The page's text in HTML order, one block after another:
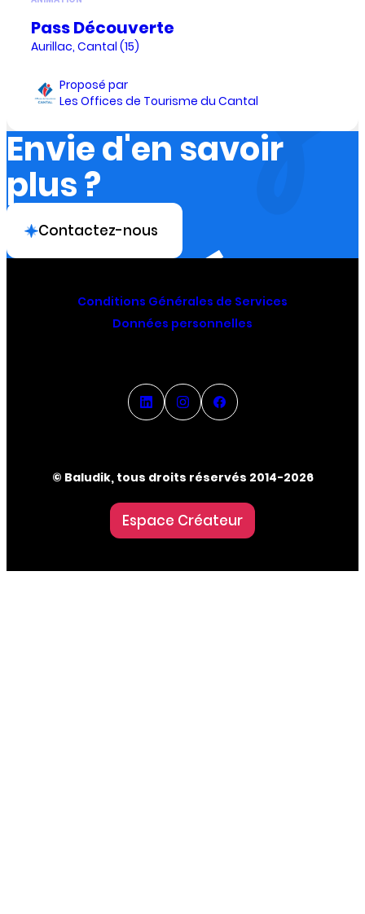
Pass Découverte
Aurillac, Cantal (15)
Proposé par
Les Offices de Tourisme du Cantal
Envie d'en savoir
plus ?
Contactez-nous
Conditions Générales de Services
Données personnelles
© Baludik, tous droits réservés 2014-2026
Espace Créateur